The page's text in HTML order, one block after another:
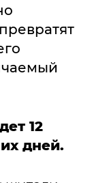
12
дней.